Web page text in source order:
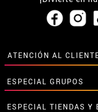
ATENCIÓN AL
• Horario tienda IBI
•Descuento
• Sobre nosotros
ESPECIAL GRUPOS
Descuentos especiales
ESPECIAL TIENDAS Y